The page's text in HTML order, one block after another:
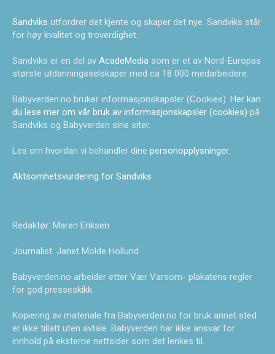
Sandviks utfordrer det kjente og skaper det nye. Sandviks står
for høy kvalitet og troverdighet.
Sandviks er en del av AcadeMedia som er et av Nord-Europas
største utdanningsselskaper med ca 18 000 medarbeidere.
Babyverden.no bruker informasjonskapsler (Cookies). Her kan
du lese mer om vår bruk av informasjonskapsler (cookies) på
Sandviks og Babyverden sine siter.
Les om hvordan vi behandler dine personopplysninger.
Aktsomhetsvurdering for Sandviks.
Redaktør: Maren Eriksen
Journalist: Janet Molde Hollund
Babyverden.no arbeider etter Vær Varsom- plakatens regler
for god presseskikk.
Kopiering av materiale fra Babyverden.no for bruk annet sted
er ikke tillatt uten avtale. Babyverden har ikke ansvar for
innhold på eksterne nettsider som det lenkes til.